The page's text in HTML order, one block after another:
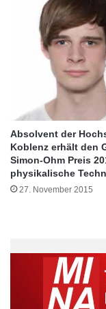
L
e
r
n
e
Absolvent der
Koblenz erhält den
Simon-Ohm Preis
physikalische
27. November 2015